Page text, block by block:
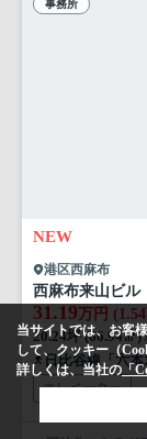
事務所
NEW
港区西麻布
西麻布来山ビ
31.19 万円
20.24坪 (66.94㎡
日比谷線「六
エレベーター
当サイトでは、お客
して、クッキー（
詳しくは、当社の 「